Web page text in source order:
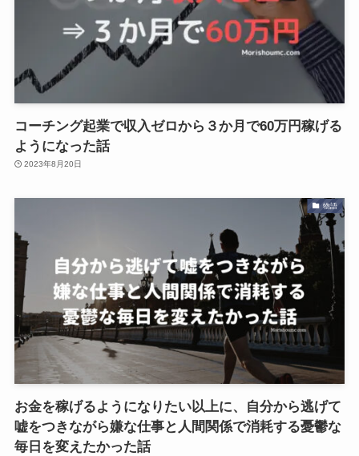
コーチング起業で収入ゼロから３か月で60万円稼げる
ようになった話
2023年8月20日
物語
お金を稼げるようになりたい以上に、自分から逃げて
嘘をつきながら嫌な仕事と人間関係で消耗する憂鬱な
毎日を変えたかった話